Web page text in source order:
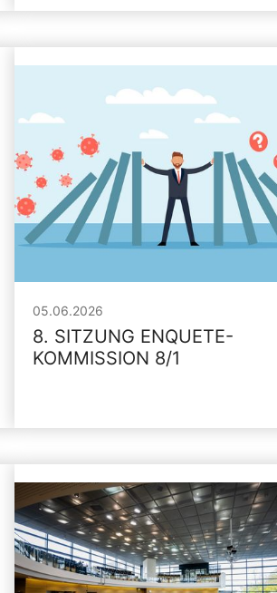
05.06.2026
8. SITZUNG ENQUETE-
KOMMISSION 8/1